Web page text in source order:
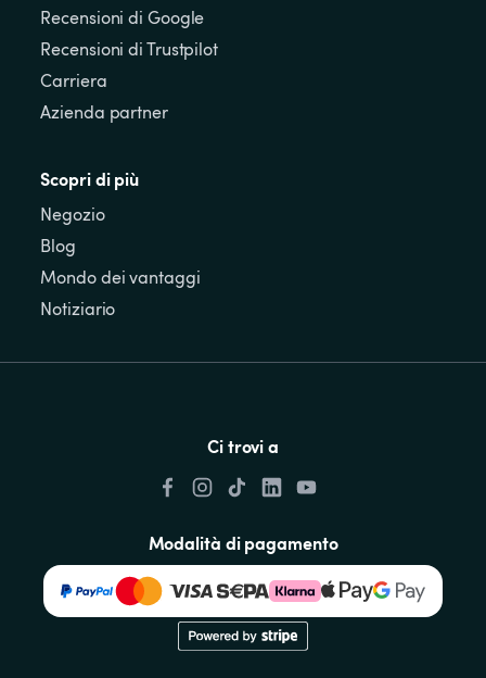
Recensioni di Google
Recensioni di Trustpilot
Carriera
Azienda partner
Scopri di più
Negozio
Blog
Mondo dei vantaggi
Notiziario
Ci trovi a
Modalità di pagamento